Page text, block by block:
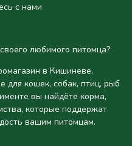
с нами
любимого питомца?
в Кишиневе,
для кошек, собак, птиц, рыб
вы найдёте корма,
которые поддержат
вашим питомцам.